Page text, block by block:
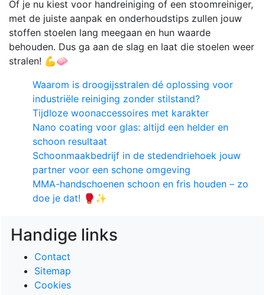
Of je nu kiest voor handreiniging of een stoomreiniger,
met de juiste aanpak en onderhoudstips zullen jouw
stoffen stoelen lang meegaan en hun waarde
behouden. Dus ga aan de slag en laat die stoelen weer
stralen! 💪🧼
Waarom is droogijsstralen dé oplossing voor
industriële reiniging zonder stilstand?
Tijdloze woonaccessoires met karakter
Nano coating voor glas: altijd een helder en
schoon resultaat
Schoonmaakbedrijf in de stedendriehoek jouw
partner voor een schone omgeving
MMA-handschoenen schoon en fris houden – zo
doe je dat! 🥊✨
Handige links
Contact
Sitemap
Cookies